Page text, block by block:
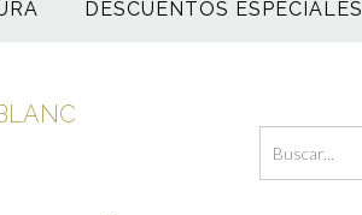
DESCUENTOS ESPECIALES